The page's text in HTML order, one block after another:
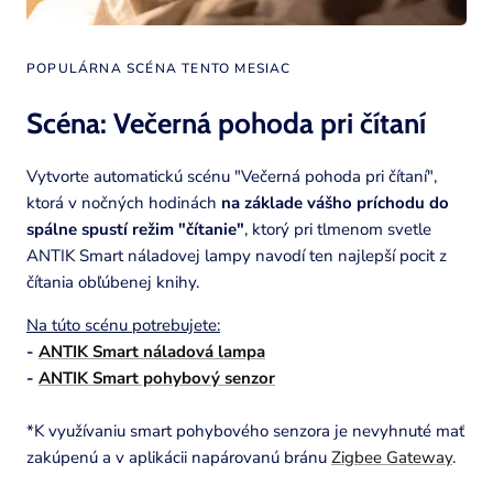
POPULÁRNA SCÉNA TENTO MESIAC
Scéna: Večerná pohoda pri čítaní
Vytvorte automatickú scénu "Večerná pohoda pri čítaní",
ktorá v nočných hodinách na základe vášho príchodu do
spálne spustí režim "čítanie", ktorý pri tlmenom svetle
ANTIK Smart náladovej lampy navodí ten najlepší pocit z
čítania obľúbenej knihy.
Na túto scénu potrebujete:
- ANTIK Smart náladová lampa
- ANTIK Smart pohybový senzor
*K využívaniu smart pohybového senzora je nevyhnuté mať
zakúpenú a v aplikácii napárovanú bránu Zigbee Gateway.